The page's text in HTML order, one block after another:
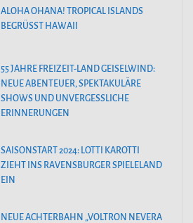
ALOHA OHANA! TROPICAL ISLANDS
BEGRÜSST HAWAII
55 JAHRE FREIZEIT-LAND GEISELWIND:
NEUE ABENTEUER, SPEKTAKULÄRE
SHOWS UND UNVERGESSLICHE
ERINNERUNGEN
SAISONSTART 2024: LOTTI KAROTTI
ZIEHT INS RAVENSBURGER SPIELELAND
EIN
NEUE ACHTERBAHN „VOLTRON NEVERA